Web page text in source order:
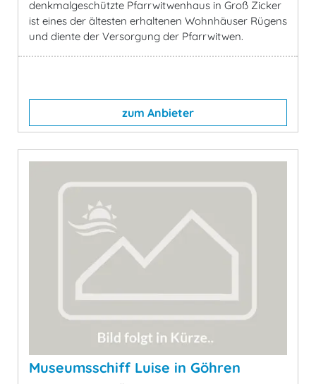
denkmalgeschützte Pfarrwitwenhaus in Groß Zicker
ist eines der ältesten erhaltenen Wohnhäuser Rügens
und diente der Versorgung der Pfarrwitwen.
zum Anbieter
Museumsschiff Luise in Göhren